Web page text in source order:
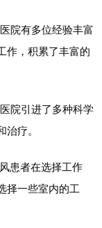
院有多位经验丰富
作，积累了丰富的
院引进了多种科学
疗。
患者在选择工作
择一些室内的工